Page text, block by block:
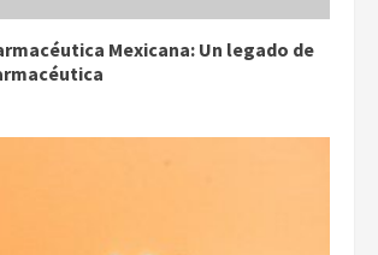
Mexicana: Un legado de